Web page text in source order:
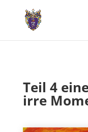
Teil 4
irre